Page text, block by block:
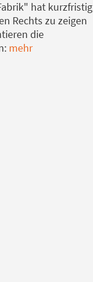
hat kurzfristig
Rechts zu zeigen
die
mehr